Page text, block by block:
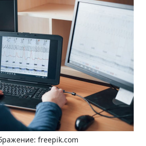
freepik.com